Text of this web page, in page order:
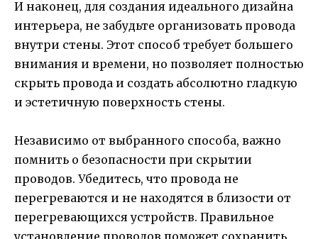
И наконец, для создания идеального дизайна
интерьера, не забудьте организовать провода
внутри стены. Этот способ требует большего
внимания и времени, но позволяет полностью
скрыть провода и создать абсолютно гладкую
и эстетичную поверхность стены.
Независимо от выбранного способа, важно
помнить о безопасности при скрытии
проводов. Убедитесь, что провода не
перегреваются и не находятся в близости от
перегревающихся устройств. Правильное
установление проводов поможет сохранить